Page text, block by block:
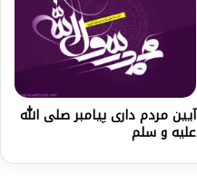
آیین مردم داری پیامبر صلی الله
علیه و سلم